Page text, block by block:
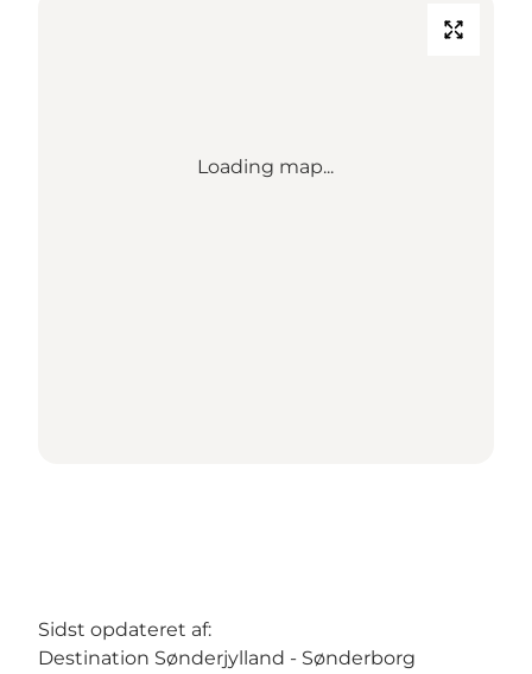
Loading map...
Sidst opdateret af:
Destination Sønderjylland - Sønderborg